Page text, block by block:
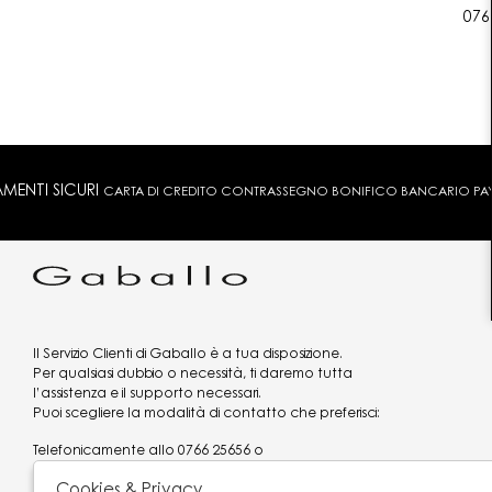
SICURI CARTA DI CREDITO CONTRASSEGNO BONIFICO BANCARIO
Il Servizio Clienti di Gaballo è a tua disposizione.
Per qualsiasi dubbio o necessità, ti daremo tutta
l’assistenza e il supporto necessari.
Puoi scegliere la modalità di contatto che preferisci:
Telefonicamente allo 0766 25656 o